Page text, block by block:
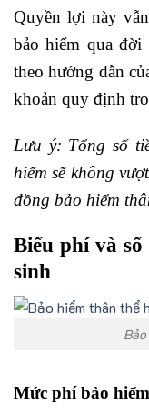
Quyền lợi này
bảo hiểm qua
theo hướng dẫn
khoản quy định
Lưu ý: Tổng số
hiểm sẽ không
đồng bảo hiểm
Biểu phí và
sinh
Mức phí bảo